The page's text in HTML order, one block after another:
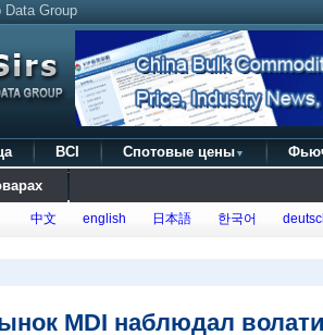
Data Group
BCI Спотовые цены ▼
中文 english 日本語 한국어
MDI наблюдал